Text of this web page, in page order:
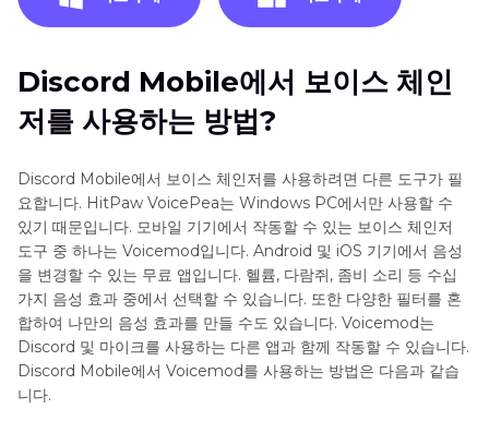
Discord Mobile에서 보이스 체인
저를 사용하는 방법?
Discord Mobile에서 보이스 체인저를 사용하려면 다른 도구가 필
요합니다. HitPaw VoicePea는 Windows PC에서만 사용할 수
있기 때문입니다. 모바일 기기에서 작동할 수 있는 보이스 체인저
도구 중 하나는 Voicemod입니다. Android 및 iOS 기기에서 음성
을 변경할 수 있는 무료 앱입니다. 헬륨, 다람쥐, 좀비 소리 등 수십
가지 음성 효과 중에서 선택할 수 있습니다. 또한 다양한 필터를 혼
합하여 나만의 음성 효과를 만들 수도 있습니다. Voicemod는
Discord 및 마이크를 사용하는 다른 앱과 함께 작동할 수 있습니다.
Discord Mobile에서 Voicemod를 사용하는 방법은 다음과 같습
니다.